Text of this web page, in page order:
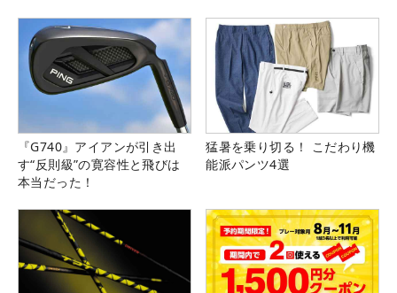
『G740』アイアンが引き出
す“反則級”の寛容性と飛びは
本当だった！
猛暑を乗り切る！ こだわり機
能派パンツ4選